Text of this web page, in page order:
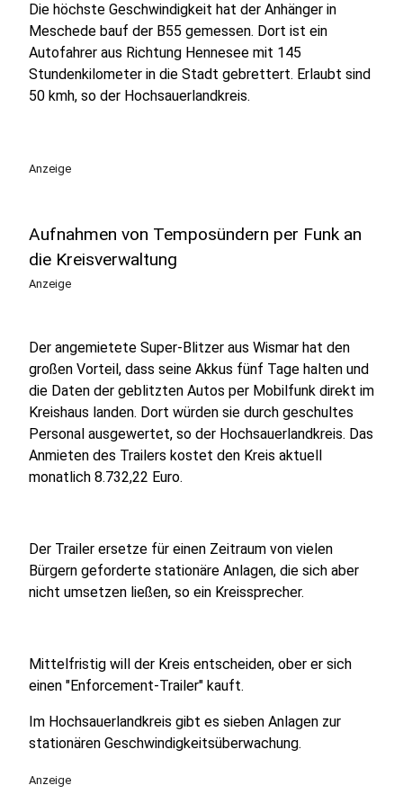
Die höchste Geschwindigkeit hat der Anhänger in
Meschede bauf der B55 gemessen. Dort ist ein
Autofahrer aus Richtung Hennesee mit 145
Stundenkilometer in die Stadt gebrettert. Erlaubt sind
50 kmh, so der Hochsauerlandkreis.
Anzeige
Aufnahmen von Temposündern per Funk an
die Kreisverwaltung
Anzeige
Der angemietete Super-Blitzer aus Wismar hat den
großen Vorteil, dass seine Akkus fünf Tage halten und
die Daten der geblitzten Autos per Mobilfunk direkt im
Kreishaus landen. Dort würden sie durch geschultes
Personal ausgewertet, so der Hochsauerlandkreis. Das
Anmieten des Trailers kostet den Kreis aktuell
monatlich 8.732,22 Euro.
Der Trailer ersetze für einen Zeitraum von vielen
Bürgern geforderte stationäre Anlagen, die sich aber
nicht umsetzen ließen, so ein Kreissprecher.
Mittelfristig will der Kreis entscheiden, ober er sich
einen "Enforcement-Trailer" kauft.
Im Hochsauerlandkreis gibt es sieben Anlagen zur
stationären Geschwindigkeitsüberwachung.
Anzeige